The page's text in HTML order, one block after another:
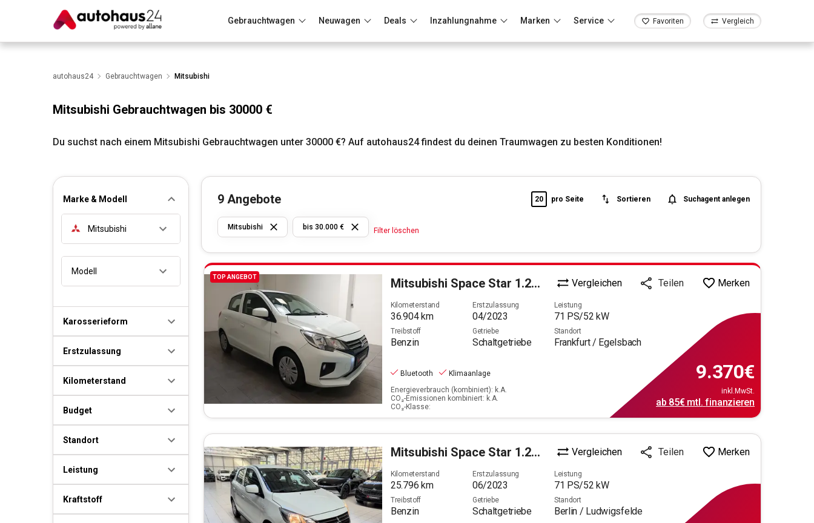
Gebrauchtwagen Neuwagen Deals Inzahlungnahme Marken Service Favoriten Vergleich
Wir bewerten dein AutoRund um die Inzahlungnahme
autohaus24 Gebrauchtwagen Mitsubishi
Mitsubishi Gebrauchtwagen bis 30000 €
Du suchst nach einem Mitsubishi Gebrauchtwagen unter 30000 €? Auf autohaus24 findest du deinen Traumwagen zu besten Konditionen!
Marke & Modell
Mitsubishi
Modell
Karosserieform
Erstzulassung
Kilometerstand
Budget
Standort
Leistung
Kraftstoff
9 Angebote 20 pro Seite Sortieren Suchagent anlegen
Mitsubishi bis 30.000 € Filter löschen
TOP ANGEBOT Mitsubishi Space Star 1.2 Select (EURO 6d) Vergleichen Teilen Merken
Kilometerstand
36.904km
Erstzulassung
04/2023
Leistung
71 PS/52 kW
Treibstoff
Benzin
Getriebe
Schaltgetriebe
Standort
Frankfurt / Egelsbach
Bluetooth
Klimaanlage
Energieverbrauch (kombiniert): k.A.
CO₂-Emissionen kombiniert: k.A.
CO₂-Klasse:
9.370€
inkl.MwSt.
ab 85€mtl. finanzieren
Mitsubishi Space Star 1.2 Select (EURO 6d) Vergleichen Teilen Merken
Kilometerstand
25.796 km
Erstzulassung
06/2023
Leistung
71 PS/52 kW
Treibstoff
Benzin
Getriebe
Schaltgetriebe
Standort
Berlin / Ludwigsfelde